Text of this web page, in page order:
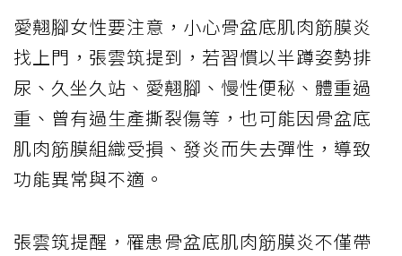
愛翹腳女性要注意，小心骨盆底肌肉筋膜炎
找上門，張雲筑提到，若習慣以半蹲姿勢排
尿、久坐久站、愛翹腳、慢性便秘、體重過
重、曾有過生產撕裂傷等，也可能因骨盆底
肌肉筋膜組織受損、發炎而失去彈性，導致
功能異常與不適。
張雲筑提醒，罹患骨盆底肌肉筋膜炎不僅帶